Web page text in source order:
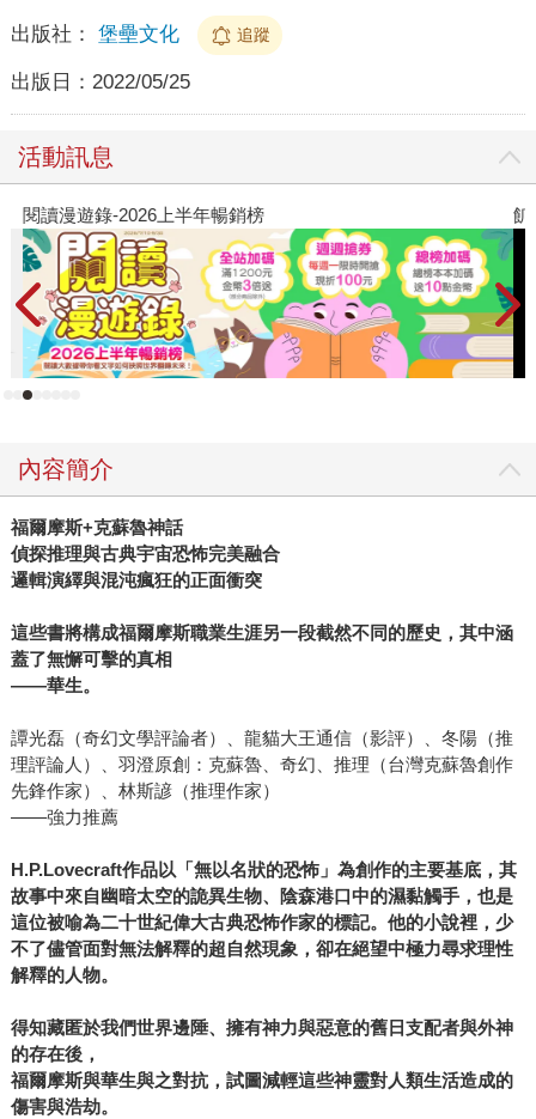
出版社： 堡壘文化 追蹤
出版日： 2022/05/25
活動訊息
閱讀漫遊錄-2026上半年暢銷榜 飢
內容簡介
福爾摩斯+克蘇魯神話
偵探推理與古典宇宙恐怖完美融合
邏輯演繹與混沌瘋狂的正面衝突
這些書將構成福爾摩斯職業生涯另一段截然不同的歷史，其中涵
蓋了無懈可擊的真相
——華生。
譚光磊（奇幻文學評論者）、龍貓大王通信（影評）、冬陽（推
理評論人）、羽澄原創：克蘇魯、奇幻、推理（台灣克蘇魯創作
先鋒作家）、林斯諺（推理作家）
——強力推薦
H.P.Lovecraft作品以「無以名狀的恐怖」為創作的主要基底，其
故事中來自幽暗太空的詭異生物、陰森港口中的濕黏觸手，也是
這位被喻為二十世紀偉大古典恐怖作家的標記。他的小說裡，少
不了儘管面對無法解釋的超自然現象，卻在絕望中極力尋求理性
解釋的人物。
得知藏匿於我們世界邊陲、擁有神力與惡意的舊日支配者與外神
的存在後，
福爾摩斯與華生與之對抗，試圖減輕這些神靈對人類生活造成的
傷害與浩劫。